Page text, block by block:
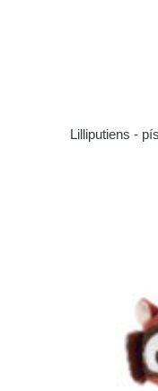
Lilliputiens -